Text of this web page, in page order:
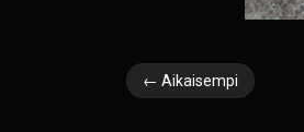
← Aikaisempi